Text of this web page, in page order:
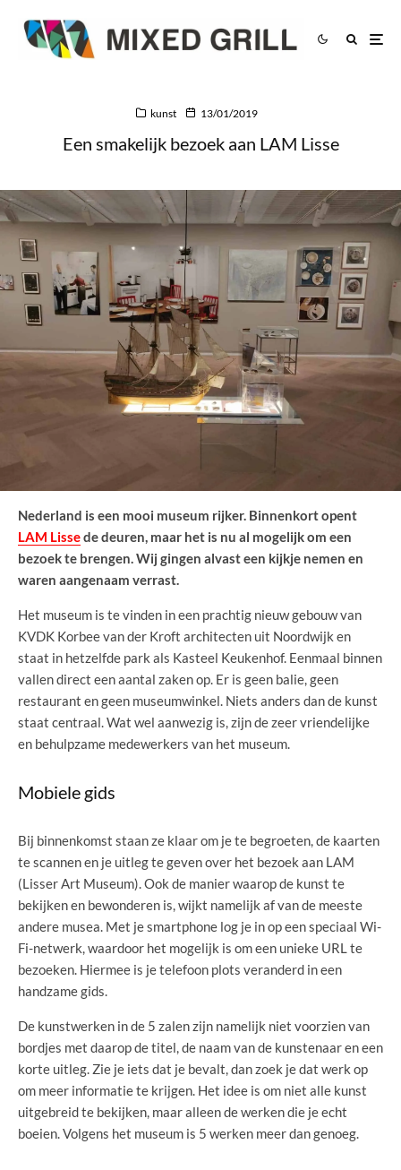
kunst 13/01/2019
Een smakelijk bezoek aan LAM Lisse
Nederland is een mooi museum rijker. Binnenkort opent
LAM Lissede deuren, maar het is nu al mogelijk om een
bezoek te brengen. Wij gingen alvast een kijkje nemen en
waren aangenaam verrast.
Het museum is te vinden in een prachtig nieuw gebouw van
KVDK Korbee van der Kroft architecten uit Noordwijk en
staat in hetzelfde park als Kasteel Keukenhof. Eenmaal binnen
vallen direct een aantal zaken op. Er is geen balie, geen
restaurant en geen museumwinkel. Niets anders dan de kunst
staat centraal. Wat wel aanwezig is, zijn de zeer vriendelijke
en behulpzame medewerkers van het museum.
Mobiele gids
Bij binnenkomst staan ze klaar om je te begroeten, de kaarten
te scannen en je uitleg te geven over het bezoek aan LAM
(Lisser Art Museum). Ook de manier waarop de kunst te
bekijken en bewonderen is, wijkt namelijk af van de meeste
andere musea. Met je smartphone log je in op een speciaal Wi-
Fi-netwerk, waardoor het mogelijk is om een unieke URL te
bezoeken. Hiermee is je telefoon plots veranderd in een
handzame gids.
De kunstwerken in de 5 zalen zijn namelijk niet voorzien van
bordjes met daarop de titel, de naam van de kunstenaar en een
korte uitleg. Zie je iets dat je bevalt, dan zoek je dat werk op
om meer informatie te krijgen. Het idee is om niet alle kunst
uitgebreid te bekijken, maar alleen de werken die je echt
boeien. Volgens het museum is 5 werken meer dan genoeg.